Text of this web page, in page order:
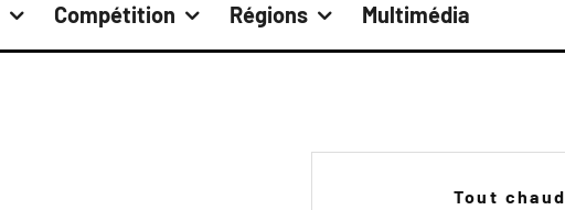
Compétition Régions Multimédia
Tout chaud